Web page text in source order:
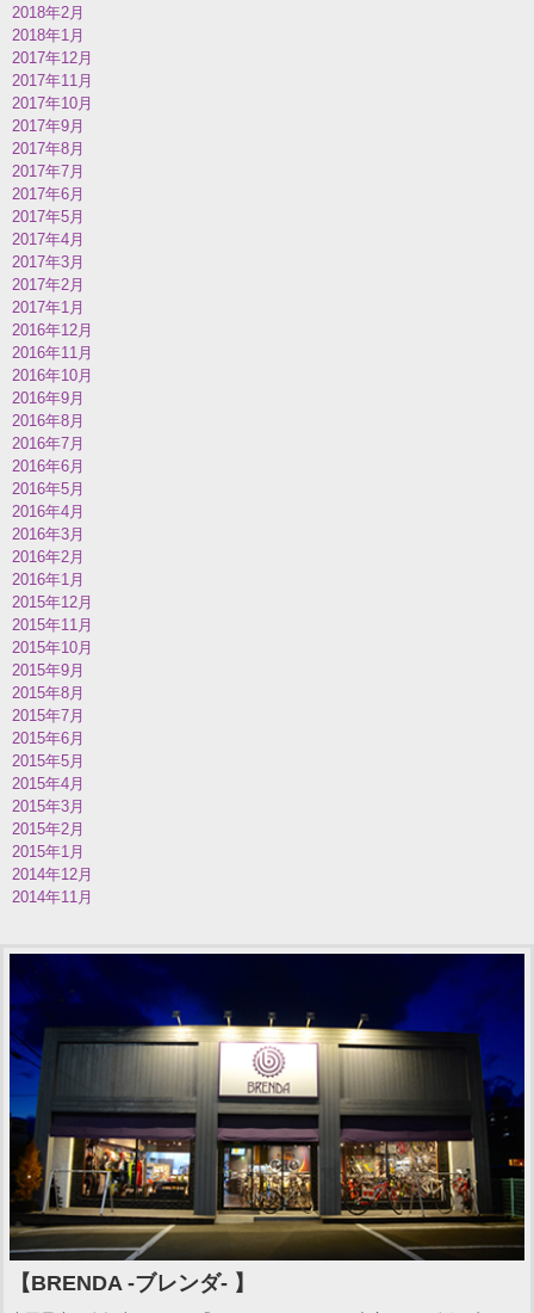
2018年2月
2018年1月
2017年12月
2017年11月
2017年10月
2017年9月
2017年8月
2017年7月
2017年6月
2017年5月
2017年4月
2017年3月
2017年2月
2017年1月
2016年12月
2016年11月
2016年10月
2016年9月
2016年8月
2016年7月
2016年6月
2016年5月
2016年4月
2016年3月
2016年2月
2016年1月
2015年12月
2015年11月
2015年10月
2015年9月
2015年8月
2015年7月
2015年6月
2015年5月
2015年4月
2015年3月
2015年2月
2015年1月
2014年12月
2014年11月
【BRENDA -ブレンダ- 】